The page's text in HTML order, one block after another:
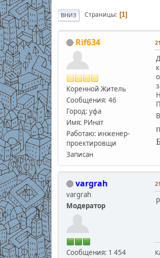
ВНИЗ Страницы 1
Rif634
Коренной Житель
Сообщения: 46
Город: уфа
Имя: РИнат
Работаю: инженер-
проектировщи
Записан
vargrah
vargrah
Модератор
Сообщения: 1 454